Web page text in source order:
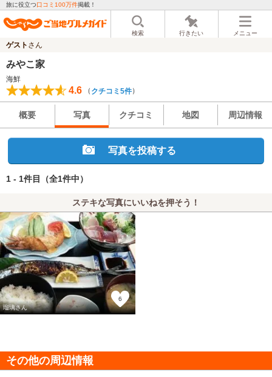
旅に役立つ口コミ100万件掲載！
検索 行きたい メニュー
ゲスト さん
みやこ家
海鮮
4.6 （ クチコミ5件）
概要 写真 クチコミ 地図 周辺情報
写真を投稿する
1 - 1件目 （全1件中）
ステキな写真にいいねを押そう！
瑠璃さん
6
その他の周辺情報